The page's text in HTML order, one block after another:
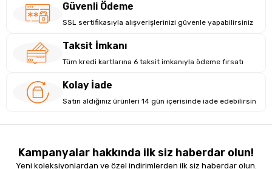
Güvenli Ödeme
SSL sertifikasıyla alışverişlerinizi güvenle yapabilirsiniz
Taksit İmkanı
Tüm kredi kartlarına 6 taksit imkanıyla ödeme fırsatı
Kolay İade
Satın aldığınız ürünleri 14 gün içerisinde iade edebilirsin
Kampanyalar hakkında ilk siz haberdar olun!
Yeni koleksiyonlardan ve özel indirimlerden ilk siz haberdar olun.